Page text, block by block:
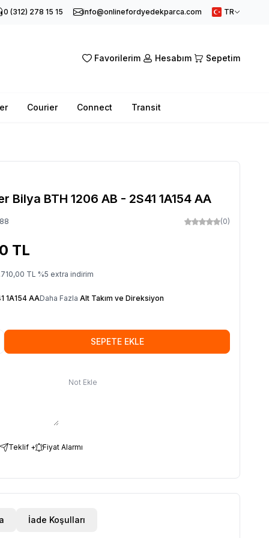
0 (312) 278 15 15 info@onlinefordyedekparca.com TR
Favorilerim Hesabım Sepetim
Courier Connect Transit
Bilya BTH 1206 AB - 2S41 1A154 AA
(0)
TL
TL %5 extra indirim
1A154 AADaha Fazla Alt Takım ve Direksiyon
SEPETE EKLE
Not Ekle
Teklif + Fiyat Alarmı
İade Koşulları